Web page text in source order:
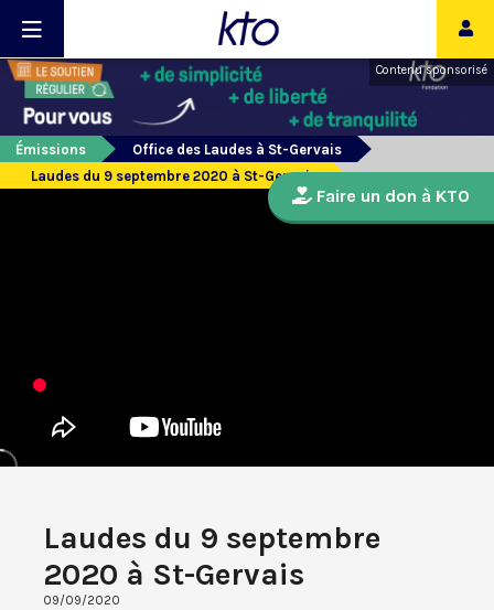
Contenu sponsorisé
Émissions
Office des Laudes à St-Gervais
Laudes du 9 septembre 2020 à St-Gervais
Laudes du 9 septembre
2020 à St-Gervais
09/09/2020
Faire un don à KTO